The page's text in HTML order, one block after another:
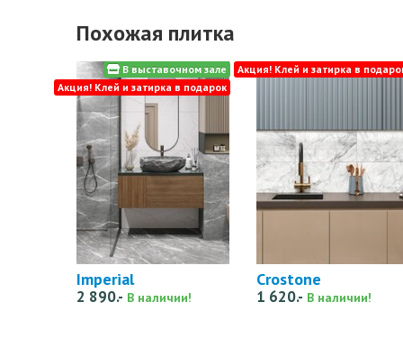
Похожая плитка
Imperial
2 890.- В наличии!
В выставочном зале
Акция! Клей и затирка в подарок
Crostone
1 620.- В наличии!
Акция! Клей и затирка в